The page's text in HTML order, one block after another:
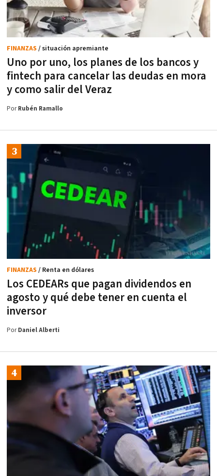
Uno por uno, los planes de los bancos y
fintech para cancelar las deudas en mora
y como salir del Veraz
FINANZAS / situación apremiante
PorRubén Ramallo
Los CEDEARs que pagan dividendos en
agosto y qué debe tener en cuenta el
inversor
FINANZAS / Renta en dólares
PorDaniel Alberti